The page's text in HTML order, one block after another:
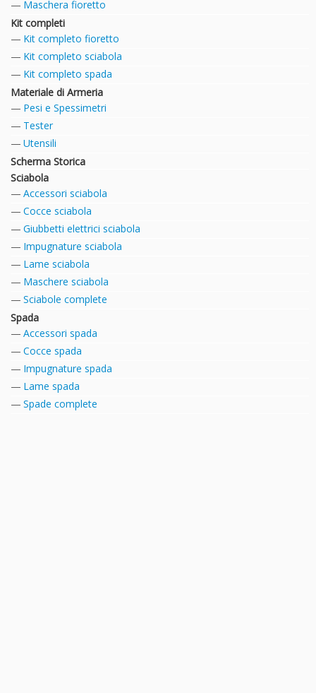
Maschera fioretto
Kit completi
Kit completo fioretto
Kit completo sciabola
Kit completo spada
Materiale di Armeria
Pesi e Spessimetri
Tester
Utensili
Scherma Storica
Sciabola
Accessori sciabola
Cocce sciabola
Giubbetti elettrici sciabola
Impugnature sciabola
Lame sciabola
Maschere sciabola
Sciabole complete
Spada
Accessori spada
Cocce spada
Impugnature spada
Lame spada
Spade complete